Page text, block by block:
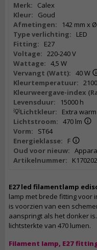
Merk:
Calex
Kleur:
Goud
Afmetingen:
Type verlichting:
LED
Fitting:
E27
Voltage: 220-240 V
Wattage: 4,5 W
Vervangt (Watt): 40 W
Kleurtemperatuur:
Kleurweergave-index
Levensduur:
15000 h
💡Lichtkleur:
Extra
Lichtstroom: 470 lm
Vorm:
ST64
Energieklasse:
F
Oud voor nieuw:
Artikelnummer:
E27 led filamentlamp
lamp met brede fitting voor
is voorzien van een
aanspringt als het donker
lichtsterkte van 470 lumen.
Filament lamp, E27